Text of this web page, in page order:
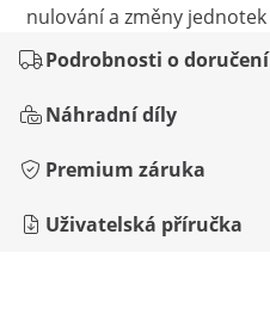
nulování a změny jednotek
Podrobnosti o doručení
Náhradní díly
Premium záruka
Uživatelská příručka